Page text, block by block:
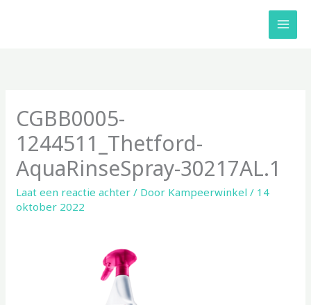
CGBB0005-
1244511_Thetford-
AquaRinseSpray-30217AL.1
Laat een reactie achter / Door Kampeerwinkel/ 14
oktober 2022